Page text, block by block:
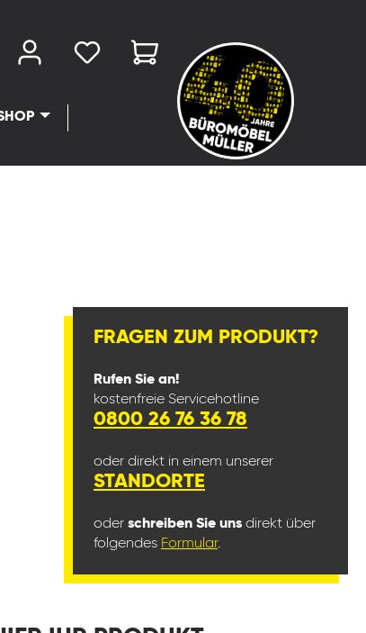
FRAGEN ZUM PRODUKT?
Rufen Sie an!
kostenfreie Servicehotline
0800 26 76 36 78
oder direkt in einem unserer
STANDORTE
oder schreiben Sie uns direkt über
folgendes Formular.